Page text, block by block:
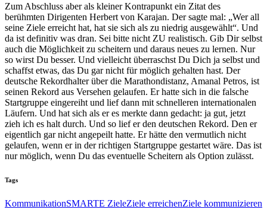
Zum Abschluss aber als kleiner Kontrapunkt ein Zitat des
berühmten Dirigenten Herbert von Karajan. Der sagte mal: „Wer all
seine Ziele erreicht hat, hat sie sich als zu niedrig ausgewählt“. Und
da ist definitiv was dran. Sei bitte nicht ZU realistisch. Gib Dir selbst
auch die Möglichkeit zu scheitern und daraus neues zu lernen. Nur
so wirst Du besser. Und vielleicht überraschst Du Dich ja selbst und
schaffst etwas, das Du gar nicht für möglich gehalten hast. Der
deutsche Rekordhalter über die Marathondistanz, Amanal Petros, ist
seinen Rekord aus Versehen gelaufen. Er hatte sich in die falsche
Startgruppe eingereiht und lief dann mit schnelleren internationalen
Läufern. Und hat sich als er es merkte dann gedacht: ja gut, jetzt
zieh ich es halt durch. Und so lief er den deutschen Rekord. Den er
eigentlich gar nicht angepeilt hatte. Er hätte den vermutlich nicht
gelaufen, wenn er in der richtigen Startgruppe gestartet wäre. Das ist
nur möglich, wenn Du das eventuelle Scheitern als Option zulässt.
Tags
KommunikationSMARTE ZieleZiele erreichenZiele kommunizieren